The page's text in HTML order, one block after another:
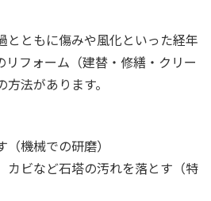
とともに傷みや風化といった経年
リフォーム（建替・修繕・クリー
法があります。
機械での研磨）
カビなど石塔の汚れを落とす（特